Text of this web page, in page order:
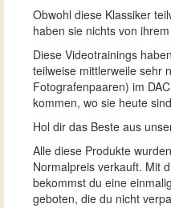
Obwohl diese Klassiker
haben sie nichts von
Diese Videotrainings
teilweise mittlerweile sehr
Fotografenpaaren) im
kommen, wo sie heute
Hol dir das Beste aus
Alle diese Produkte
Normalpreis verkauft. Mit
bekommst du eine
geboten, die du nicht